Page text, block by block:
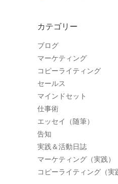
カテゴリー
ブログ
マーケティング
コピーライティング
セールス
マインドセット
仕事術
エッセイ（随筆）
告知
実践＆活動日誌
マーケティング（実践）
コピーライティング（実